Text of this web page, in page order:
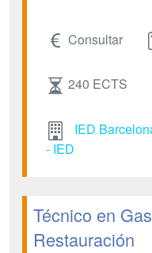
Consultar
240 ECTS
IED
- IED
Técnico en
Restauración